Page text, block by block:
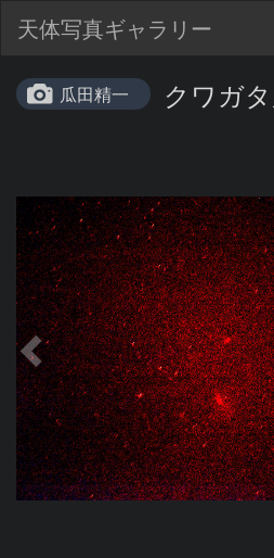
天体写真ギャラリー
瓜田精一 クワガ